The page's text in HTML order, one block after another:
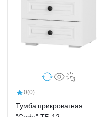
0(0)
Тумба прикроватная